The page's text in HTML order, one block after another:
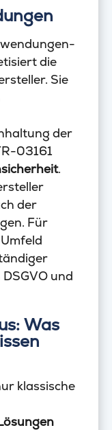
die
Sie
der
03161
.
der
Für
und
Was
klassische